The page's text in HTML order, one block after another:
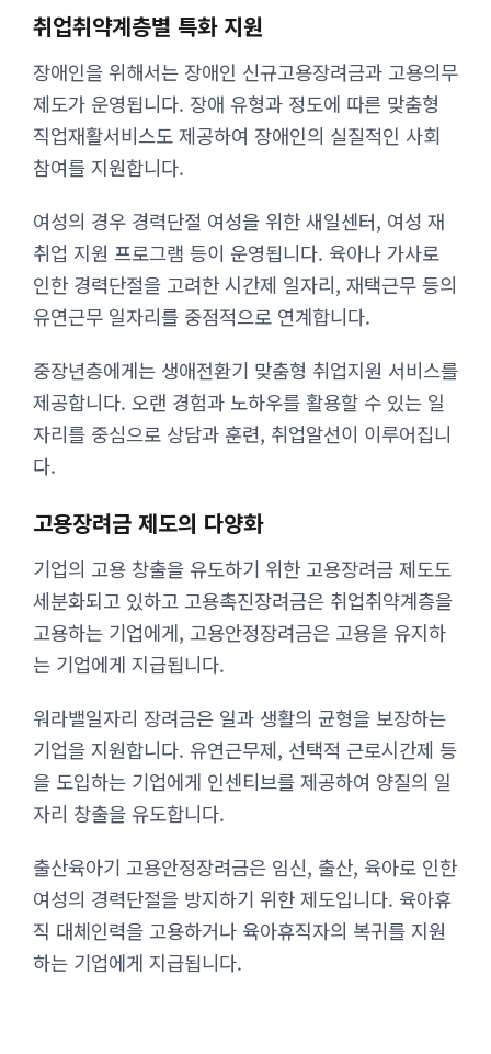
취업취약계층별 특화 지원
장애인을 위해서는 장애인 신규고용장려금과 고용의무
제도가 운영됩니다. 장애 유형과 정도에 따른 맞춤형
직업재활서비스도 제공하여 장애인의 실질적인 사회
참여를 지원합니다.
여성의 경우 경력단절 여성을 위한 새일센터, 여성 재
취업 지원 프로그램 등이 운영됩니다. 육아나 가사로
인한 경력단절을 고려한 시간제 일자리, 재택근무 등의
유연근무 일자리를 중점적으로 연계합니다.
중장년층에게는 생애전환기 맞춤형 취업지원 서비스를
제공합니다. 오랜 경험과 노하우를 활용할 수 있는 일
자리를 중심으로 상담과 훈련, 취업알선이 이루어집니
다.
고용장려금 제도의 다양화
기업의 고용 창출을 유도하기 위한 고용장려금 제도도
세분화되고 있하고 고용촉진장려금은 취업취약계층을
고용하는 기업에게, 고용안정장려금은 고용을 유지하
는 기업에게 지급됩니다.
워라밸일자리 장려금은 일과 생활의 균형을 보장하는
기업을 지원합니다. 유연근무제, 선택적 근로시간제 등
을 도입하는 기업에게 인센티브를 제공하여 양질의 일
자리 창출을 유도합니다.
출산육아기 고용안정장려금은 임신, 출산, 육아로 인한
여성의 경력단절을 방지하기 위한 제도입니다. 육아휴
직 대체인력을 고용하거나 육아휴직자의 복귀를 지원
하는 기업에게 지급됩니다.